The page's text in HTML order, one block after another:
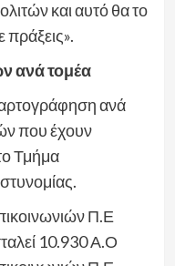
και αυτό θα το
ανά τομέα
ανά
που έχουν
Τμήμα
Π.Ε
10.930 Α.Ο